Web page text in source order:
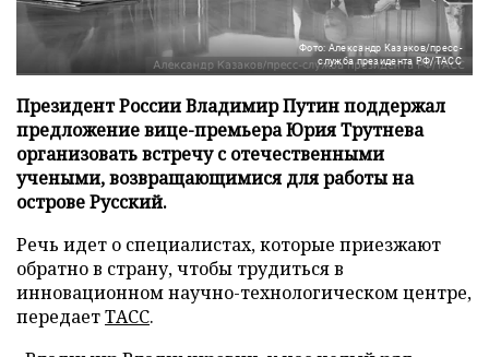
Фото: Александр Казаков/пресс-
служба президента РФ/ТАСС
Президент России Владимир Путин поддержал
предложение вице-премьера Юрия Трутнева
организовать встречу с отечественными
учеными, возвращающимися для работы на
острове Русский.
Речь идет о специалистах, которые приезжают
обратно в страну, чтобы трудиться в
инновационном научно-технологическом центре,
передаетТАСС.